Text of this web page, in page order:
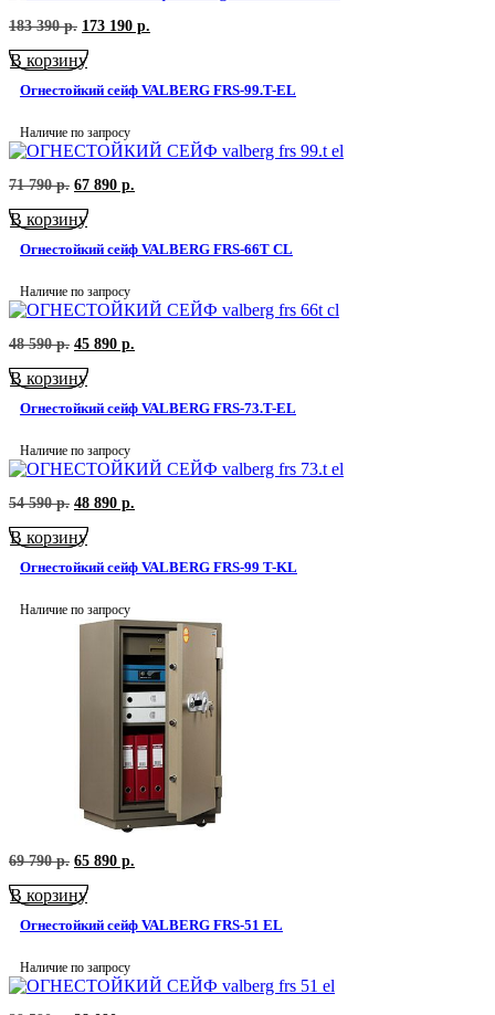
183 390р. Первоначальная
составляла
390
173 190 р.
р..
В корзину
Огнестойкий сейф VALBERG FRS-99.T-EL
Наличие по запросу
71 790р. Первоначальная
составляла
790
67 890 р.
р..
В корзину
Огнестойкий сейф VALBERG FRS-66T CL
Наличие по запросу
48 590р. Первоначальная
составляла
590
45 890 р.
р..
В корзину
Огнестойкий сейф VALBERG FRS-73.T-EL
Наличие по запросу
54 590р. Первоначальная
составляла
590
48 890 р.
р..
В корзину
Огнестойкий сейф VALBERG FRS-99 T-KL
Наличие по запросу
69 790р. Первоначальная
составляла
790
65 890 р.
р..
В корзину
Огнестойкий сейф VALBERG FRS-51 EL
Наличие по запросу